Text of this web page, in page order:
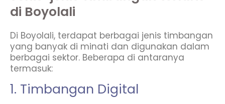
di Boyolali
Di Boyolali, terdapat berbagai jenis timbangan
yang banyak di minati dan digunakan dalam
berbagai sektor. Beberapa di antaranya
termasuk:
1. Timbangan Digital